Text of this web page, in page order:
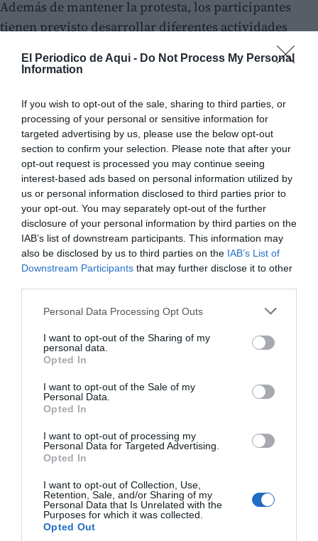
El Periodico de Aqui - Do Not Process My Personal
Information
If you wish to opt-out of the sale, sharing to third parties, or
processing of your personal or sensitive information for
targeted advertising by us, please use the below opt-out
section to confirm your selection. Please note that after your
opt-out request is processed you may continue seeing
interest-based ads based on personal information utilized by
us or personal information disclosed to third parties prior to
your opt-out. You may separately opt-out of the further
disclosure of your personal information by third parties on the
IAB’s list of downstream participants. This information may
also be disclosed by us to third parties on the IAB’s List of
Downstream Participants that may further disclose it to other
Personal Data Processing Opt Outs
I want to opt-out of the Sharing of my
personal data.
Opted In
I want to opt-out of the Sale of my
Personal Data.
Opted In
I want to opt-out of processing my
Personal Data for Targeted Advertising.
Opted In
I want to opt-out of Collection, Use,
Retention, Sale, and/or Sharing of my
Personal Data that Is Unrelated with the
Purposes for which it was collected.
Opted Out
Además de mantener la protesta, los participantes
tienen previsto desarrollar diferentes actividades
resistencia pacífica y conciertos , así como una
logística, limpieza y abastecimiento.